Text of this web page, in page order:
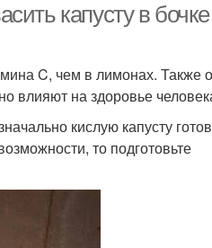
капусту в
C, чем в лимонах. Также
влияют на здоровье
кислую капусту
то подготовьте